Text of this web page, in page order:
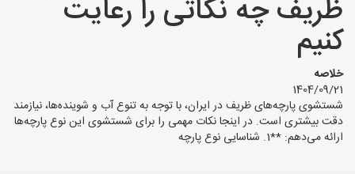
پارچه فروشی های هر شهر
ظریف چه نکاتی را رعایت
کنیم
خلاصه
1404/09/21
شستشوی پارچه‌های ظریف در ایران، با توجه به تنوع آب و شوینده‌ها، نیازمند
دقت بیشتری است. در اینجا نکات مهمی را برای شستشوی این نوع پارچه‌ها
ارائه می‌دهم: **1. شناسایی نوع پارچه